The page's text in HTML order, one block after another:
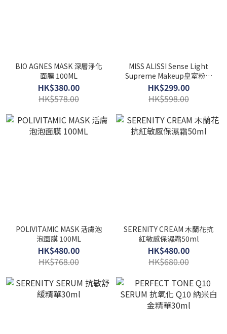
BIO AGNES MASK 深層淨化
面膜 100ML
HK$380.00
HK$578.00
MISS ALISSI Sense Light
Supreme Makeup皇室粉底
液
HK$299.00
HK$598.00
POLIVITAMIC MASK 活膚泡
泡面膜 100ML
HK$480.00
HK$768.00
SERENITY CREAM 木蘭花抗
紅敏感保濕霜50ml
HK$480.00
HK$680.00